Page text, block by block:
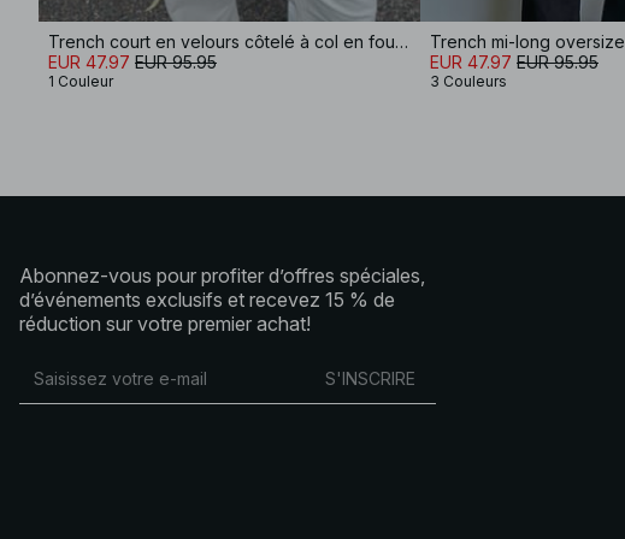
Trench court en velours côtelé à col en fourrure
EUR 47.97 EUR 95.95
1 Couleur
Trench mi-long oversize
EUR 47.97 EUR 95.95
3 Couleurs
Abonnez-vous pour profiter d’offres spéciales,
d’événements exclusifs et recevez 15 % de
réduction sur votre premier achat!
S'INSCRIRE